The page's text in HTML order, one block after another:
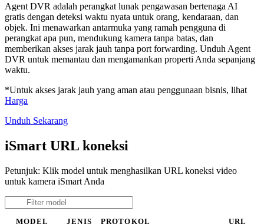
Agent DVR adalah perangkat lunak pengawasan bertenaga AI
gratis dengan deteksi waktu nyata untuk orang, kendaraan, dan
objek. Ini menawarkan antarmuka yang ramah pengguna di
perangkat apa pun, mendukung kamera tanpa batas, dan
memberikan akses jarak jauh tanpa port forwarding. Unduh Agent
DVR untuk memantau dan mengamankan properti Anda sepanjang
waktu.
*Untuk akses jarak jauh yang aman atau penggunaan bisnis, lihat
Harga
Unduh Sekarang
iSmart URL koneksi
Petunjuk: Klik model untuk menghasilkan URL koneksi video
untuk kamera iSmart Anda
MODEL JENIS PROTOKOL URL